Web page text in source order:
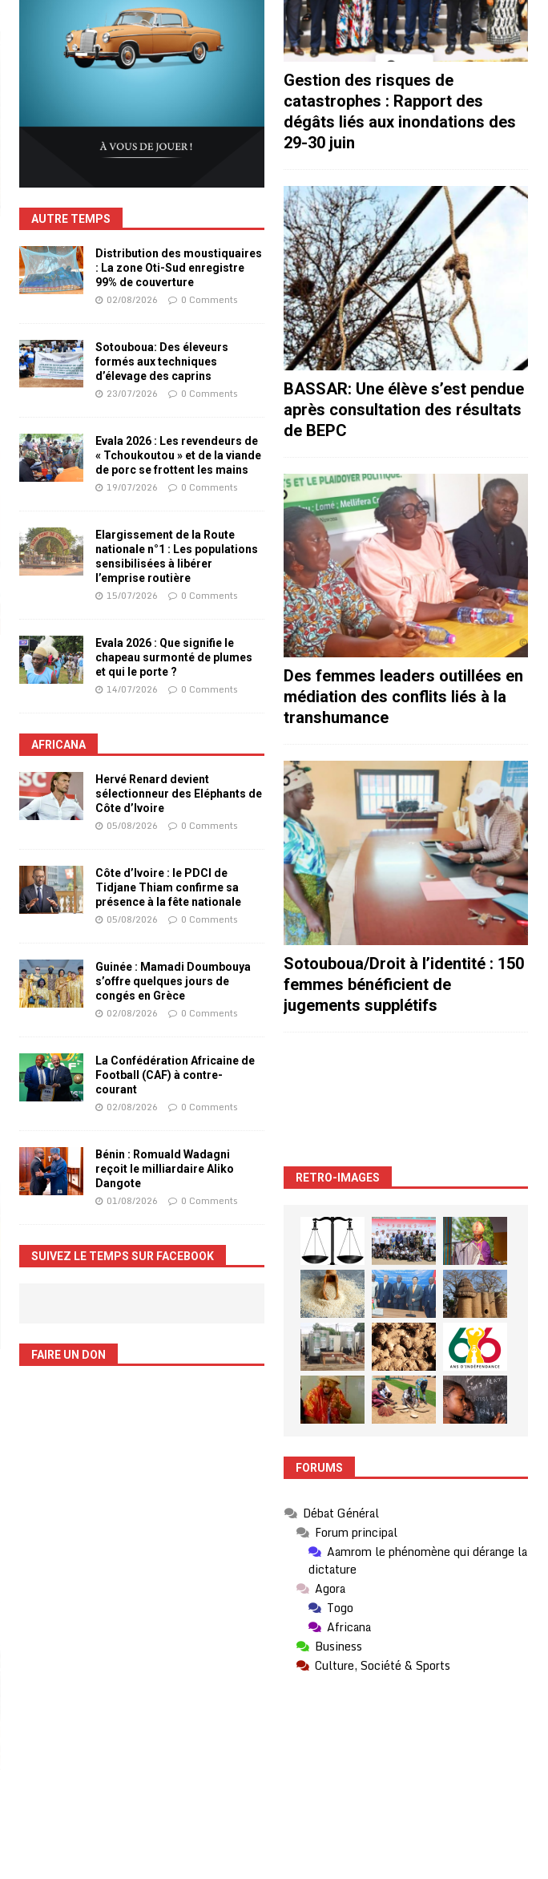
AUTRE TEMPS
Distribution des moustiquaires
: La zone Oti-Sud enregistre
99% de couverture
02/08/2026 0 Comments
Sotouboua: Des éleveurs
formés aux techniques
d’élevage des caprins
23/07/2026 0 Comments
Evala 2026 : Les revendeurs de
« Tchoukoutou » et de la viande
de porc se frottent les mains
19/07/2026 0 Comments
Elargissement de la Route
nationale n°1 : Les populations
sensibilisées à libérer
l’emprise routière
15/07/2026 0 Comments
Evala 2026 : Que signifie le
chapeau surmonté de plumes
et qui le porte ?
14/07/2026 0 Comments
AFRICANA
Hervé Renard devient
sélectionneur des Eléphants de
Côte d’Ivoire
05/08/2026 0 Comments
Côte d’Ivoire : le PDCI de
Tidjane Thiam confirme sa
présence à la fête nationale
05/08/2026 0 Comments
Guinée : Mamadi Doumbouya
s’offre quelques jours de
congés en Grèce
02/08/2026 0 Comments
La Confédération Africaine de
Football (CAF) à contre-
courant
02/08/2026 0 Comments
Bénin : Romuald Wadagni
reçoit le milliardaire Aliko
Dangote
01/08/2026 0 Comments
SUIVEZ LE TEMPS SUR FACEBOOK
FAIRE UN DON
Gestion des risques de
catastrophes : Rapport des
dégâts liés aux inondations des
29-30 juin
BASSAR: Une élève s’est pendue
après consultation des résultats
de BEPC
Des femmes leaders outillées en
médiation des conflits liés à la
transhumance
Sotouboua/Droit à l’identité : 150
femmes bénéficient de
jugements supplétifs
RETRO-IMAGES
FORUMS
Débat Général
Forum principal
Aamrom le phénomène qui dérange la
dictature
Agora
Togo
Africana
Business
Culture, Société & Sports